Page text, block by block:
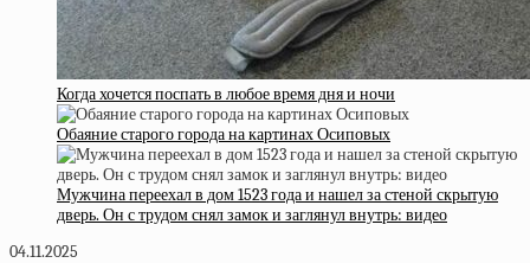
Когда хочется поспать в любое время дня и ночи
Обаяние старого города на картинах Осиповых
Мужчина переехал в дом 1523 года и нашел за стеной скрытую
дверь. Он с трудом снял замок и заглянул внутрь: видео
04.11.2025